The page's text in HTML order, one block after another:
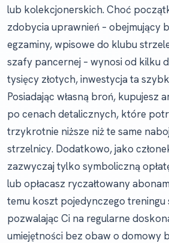
lub kolekcjonerskich. Choć
zdobycia uprawnień – obejmujący
egzaminy, wpisowe do klubu
szafy pancernej – wynosi od kilku
tysięcy złotych, inwestycja ta
Posiadając własną broń, kupujesz
po cenach detalicznych, które
trzykrotnie niższe niż te same
strzelnicy. Dodatkowo, jako
zazwyczaj tylko symboliczną
lub opłacasz ryczałtowany
temu koszt pojedynczego treningu
pozwalając Ci na regularne
umiejętności bez obaw o domowy